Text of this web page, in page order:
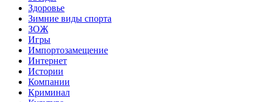
Здоровье
Зимние виды спорта
ЗОЖ
Игры
Импортозамещение
Интернет
Истории
Компании
Криминал